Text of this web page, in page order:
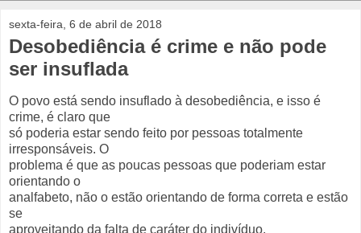
sexta-feira, 6 de abril de 2018
Desobediência é crime e não pode
ser insuflada
O povo está sendo insuflado à desobediência, e isso é
crime, é claro que
só poderia estar sendo feito por pessoas totalmente
irresponsáveis. O
problema é que as poucas pessoas que poderiam estar
orientando o
analfabeto, não o estão orientando de forma correta e estão
se
aproveitando da falta de caráter do indivíduo.